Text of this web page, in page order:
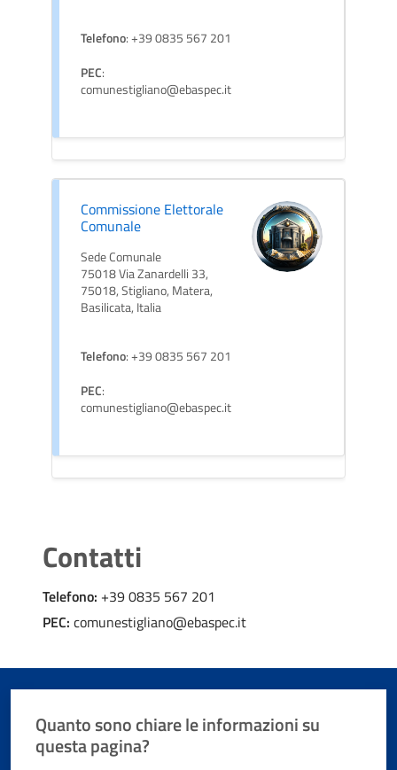
Telefono: +39 0835 567 201
PEC:
comunestigliano@ebaspec.it
Commissione Elettorale
Comunale
Sede Comunale
75018 Via Zanardelli 33,
75018, Stigliano, Matera,
Basilicata, Italia
Telefono: +39 0835 567 201
PEC:
comunestigliano@ebaspec.it
Contatti
Telefono: +39 0835 567 201
PEC: comunestigliano@ebaspec.it
Quanto sono chiare le informazioni su
questa pagina?